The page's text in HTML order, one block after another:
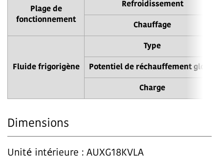
Plage de
fonctionnement
Refroidissement
Chauffage
Fluide frigorigène
Type
Potentiel de réchauffement global
Charge
Dimensions
Unité intérieure : AUXG18KVLA